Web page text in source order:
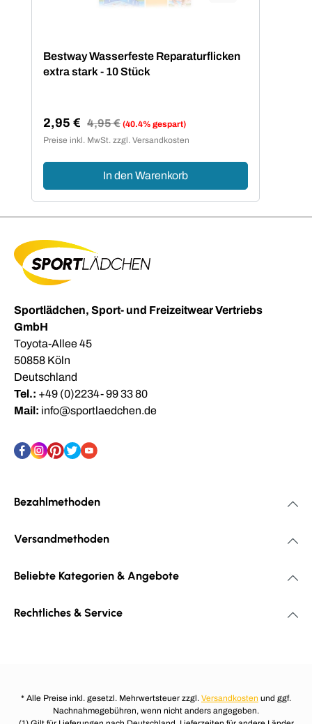
Bestway Wasserfeste Reparaturflicken
extra stark - 10 Stück
Verkaufspreis:
2,95 € Regulärer Preis:
4,95 € (40.4% gespart)
Preise inkl. MwSt. zzgl. Versandkosten
In den Warenkorb
Sportlädchen, Sport- und Freizeitwear Vertriebs
GmbH
Toyota-Allee 45
50858 Köln
Deutschland
Tel.: +49 (0)2234- 99 33 80
Mail: info@sportlaedchen.de
Bezahlmethoden
Versandmethoden
Beliebte Kategorien & Angebote
Rechtliches & Service
* Alle Preise inkl. gesetzl. Mehrwertsteuer zzgl. Versandkosten und ggf.
Nachnahmegebühren, wenn nicht anders angegeben.